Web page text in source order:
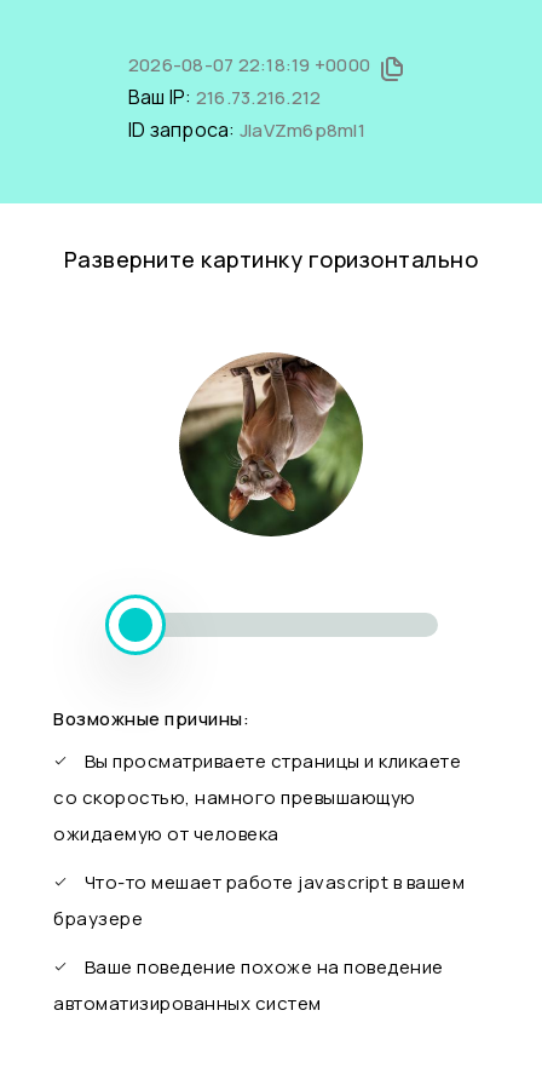
2026-08-07 22:18:19 +0000
Ваш IP: 216.73.216.212
ID запроса: JIaVZm6p8mI1
Разверните картинку горизонтально
Возможные причины:
Вы просматриваете страницы и кликаете
со скоростью, намного превышающую
ожидаемую от человека
Что-то мешает работе javascript в вашем
браузере
Ваше поведение похоже на поведение
автоматизированных систем